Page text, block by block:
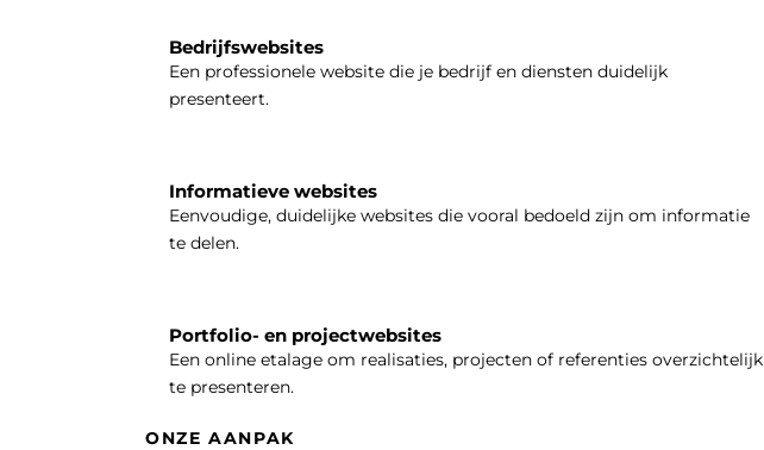
Bedrijfswebsites
Een professionele website die je bedrijf en diensten duidelijk
presenteert.
Informatieve websites
Eenvoudige, duidelijke websites die vooral bedoeld zijn om informatie
te delen.
Portfolio- en projectwebsites
Een online etalage om realisaties, projecten of referenties overzichtelijk
te presenteren.
ONZE AANPAK